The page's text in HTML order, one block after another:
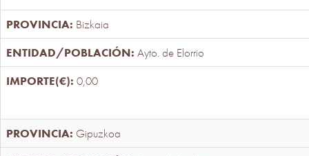
Bizkaia
Ayto. de Elorrio
0,00
Gipuzkoa